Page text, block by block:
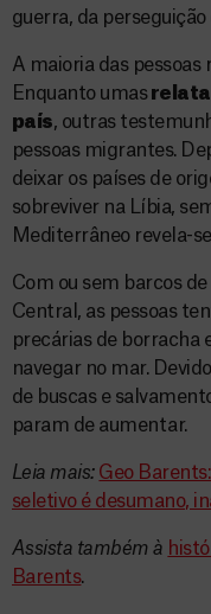
guerra, da
A maioria das pessoas
Enquanto umas
país, outras
pessoas migrantes.
deixar os países de
sobreviver na Líbia,
Mediterrâneo revela-
Com ou sem barcos
Central, as pessoas
precárias de borracha
navegar no mar.
de buscas e
param de aumentar.
Leia mais: Geo
seletivo é desumano,
Assista também à
Barents.